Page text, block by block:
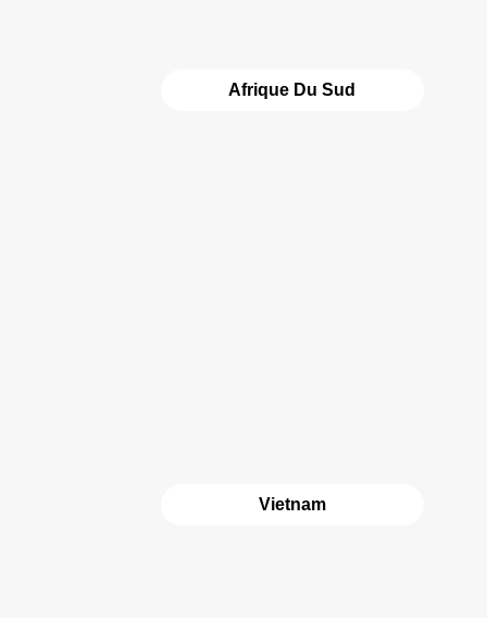
Afrique Du Sud
Vietnam